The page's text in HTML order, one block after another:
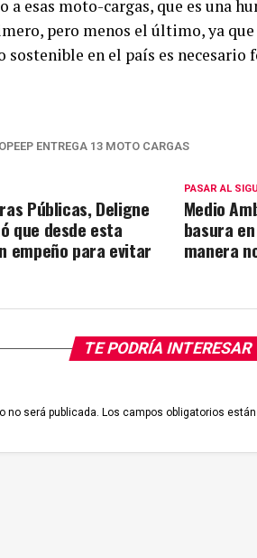
a esas moto-cargas, que es una
pero menos el último, ya
sostenible en el país es necesario
ENTREGA 13 MOTO CARGAS
PASAR AL
Medio
basura
manera
Públicas, Deligne
que desde esta
empeño para evitar
TE PODRÍA INTERESAR
no será publicada. Los campos obligatorios